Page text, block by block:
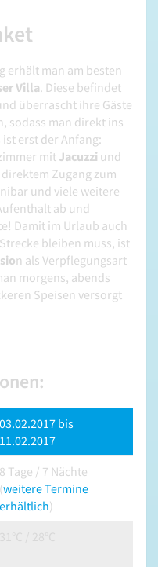
erhält man am besten
Villa . Diese befindet
überrascht ihre Gäste
sodass man direkt ins
erst der Anfang:
mit Jacuzzi und
Zugang zum
und viele weitere
ab und
Damit im Urlaub auch
bleiben muss, ist
n als Verpflegungsart
morgens, abends
Speisen versorgt
03.02.2017 bis
11.02.2017
8 Tage / 7 Nächte
(weitere Termine
erhältlich)